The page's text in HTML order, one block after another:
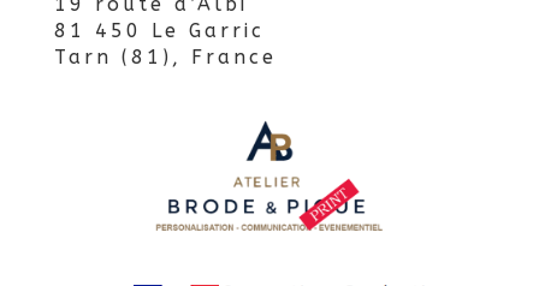
81 450 Le Garric
Tarn (81), France